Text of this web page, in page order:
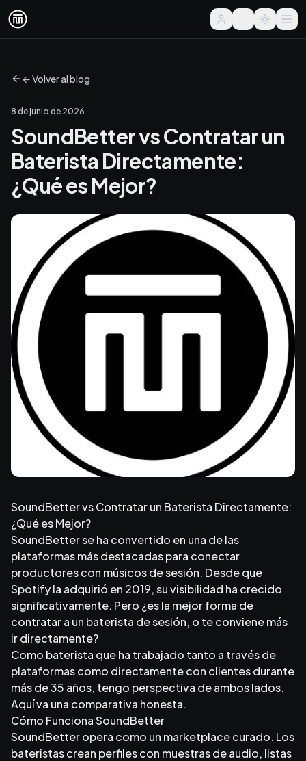
← Volver al blog
8 de junio de 2026
SoundBetter vs Contratar un
Baterista Directamente:
¿Qué es Mejor?
SoundBetter vs Contratar un Baterista Directamente:
¿Qué es Mejor?
SoundBetter se ha convertido en una de las
plataformas más destacadas para conectar
productores con músicos de sesión. Desde que
Spotify la adquirió en 2019, su visibilidad ha crecido
significativamente. Pero ¿es la mejor forma de
contratar a un baterista de sesión, o te conviene más
ir directamente?
Como baterista que ha trabajado tanto a través de
plataformas como directamente con clientes durante
más de 35 años, tengo perspectiva de ambos lados.
Aquí va una comparativa honesta.
Cómo Funciona SoundBetter
SoundBetter opera como un marketplace curado. Los
bateristas crean perfiles con muestras de audio, listas